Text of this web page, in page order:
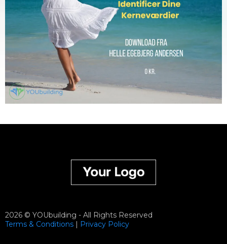
2026 © YOUbuilding - All Rights Reserved
Terms & Conditions | Privacy Policy